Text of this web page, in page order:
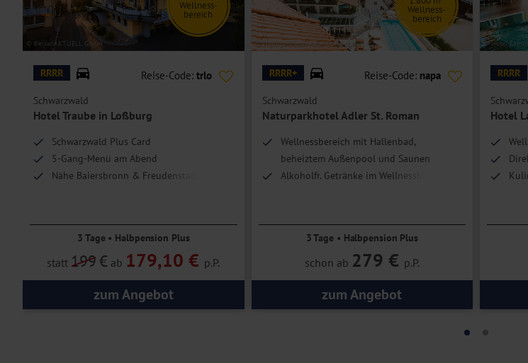
© ReisenAKTUELL GmbH
Wellness-
bereich
RRRR Reise-Code: trlo
Schwarzwald
Hotel Traube in Loßburg
Schwarzwald Plus Card
5-Gang-Menü am Abend
Nähe Baiersbronn & Freudenstadt
3 Tage • Halbpension Plus
statt 199€ ab 179,10 € p.P.
zum Angebot
© Naturparkhotel Adler St. Roman
Wellness-
bereich
RRRR+ Reise-Code: napa
Schwarzwald
Naturparkhotel Adler St. Roman
Wellnessbereich mit Hallenbad,
beheiztem Außenpool und Saunen
Alkoholfr. Getränke im Wellnessbistro
3 Tage • Halbpension Plus
schon ab 279 € p.P.
zum Angebot
© Hotel
RRRR
Hotel